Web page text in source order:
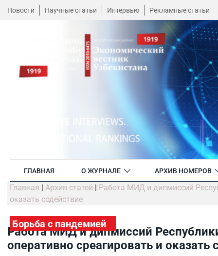
Новости Научные статьи Интервью Рекламные статьи
ГЛАВНАЯ О ЖУРНАЛЕ АРХИВ НОМЕРОВ
Главная | Архив статей | Работа МИД и дипмиссий
оказать содействие
Борьба с пандемией
Работа МИД и дипмиссий
оперативно среагировать и оказать